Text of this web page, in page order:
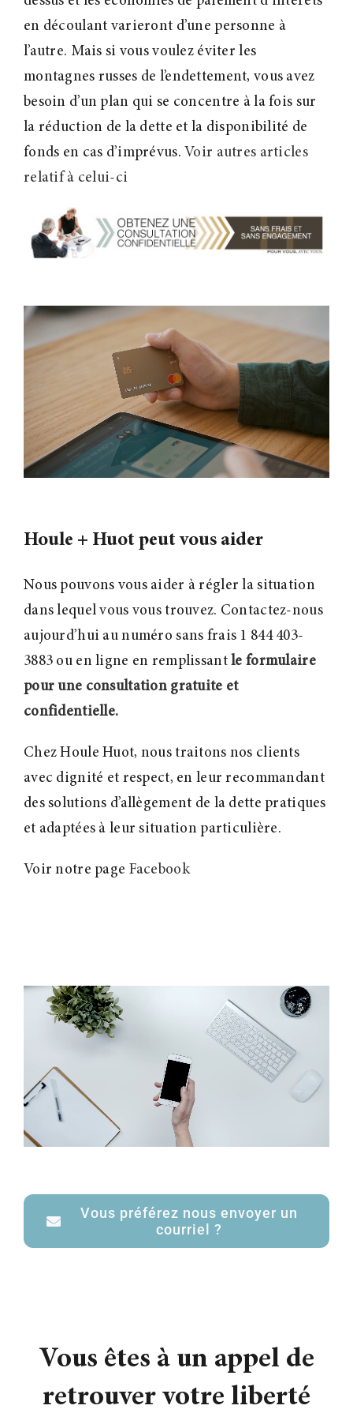
en découlant varieront d’une personne à
l’autre. Mais si vous voulez éviter les
montagnes russes de l’endettement, vous avez
besoin d’un plan qui se concentre à la fois sur
la réduction de la dette et la disponibilité de
fonds en cas d’imprévus. Voir autres articles
relatif à celui-ci
Houle + Huot peut vous aider
Nous pouvons vous aider à régler la situation
dans lequel vous vous trouvez. Contactez-nous
aujourd’hui au numéro sans frais 1 844 403-
3883 ou en ligne en remplissantle formulaire
pour une consultation gratuite et
confidentielle.
Chez Houle Huot, nous traitons nos clients
avec dignité et respect, en leur recommandant
des solutions d’allègement de la dette pratiques
et adaptées à leur situation particulière.
Voir notre page Facebook
Vous êtes à un appel de
retrouver votre liberté
Vous préférez nous envoyer un
courriel ?